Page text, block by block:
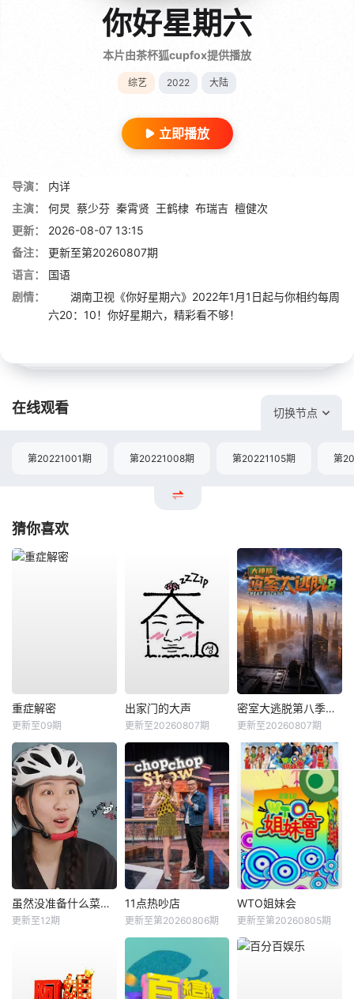
你好星期六
本片由茶杯狐cupfox提供播放
综艺 2022 大陆
立即播放
导演：
内详
主演：
何炅 蔡少芬 秦霄贤 王鹤棣 布瑞吉 檀健次
更新：
2026-08-07 13:15
备注：
更新至第20260807期
语言：
国语
剧情：
湖南卫视《你好星期六》2022年1月1日起与你相约每周
六20：10！你好星期六，精彩看不够！
在线观看 切换节点
第20221001期 第20221008期 第20221105期 第
猜你喜欢
重症解密
更新至09期
出家门的大声
更新至20260807期
密室大逃脱第八季大神版
更新至20260807期
虽然没准备什么菜第四季
更新至12期
11点热吵店
更新至第20260806期
WTO姐妹会
更新至第20260805期